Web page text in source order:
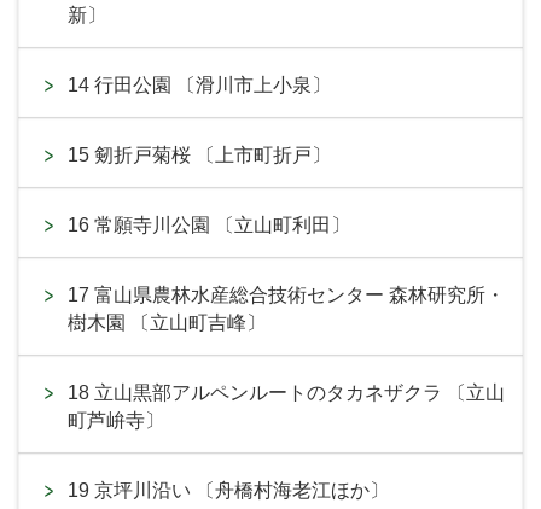
新〕
14 行田公園 〔滑川市上小泉〕
15 剱折戸菊桜 〔上市町折戸〕
16 常願寺川公園 〔立山町利田〕
17 富山県農林水産総合技術センター 森林研究所・
樹木園 〔立山町吉峰〕
18 立山黒部アルペンルートのタカネザクラ 〔立山
町芦峅寺〕
19 京坪川沿い 〔舟橋村海老江ほか〕